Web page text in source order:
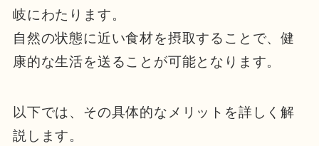
岐にわたります。
自然の状態に近い食材を摂取することで、健
康的な生活を送ることが可能となります。
以下では、その具体的なメリットを詳しく解
説します。